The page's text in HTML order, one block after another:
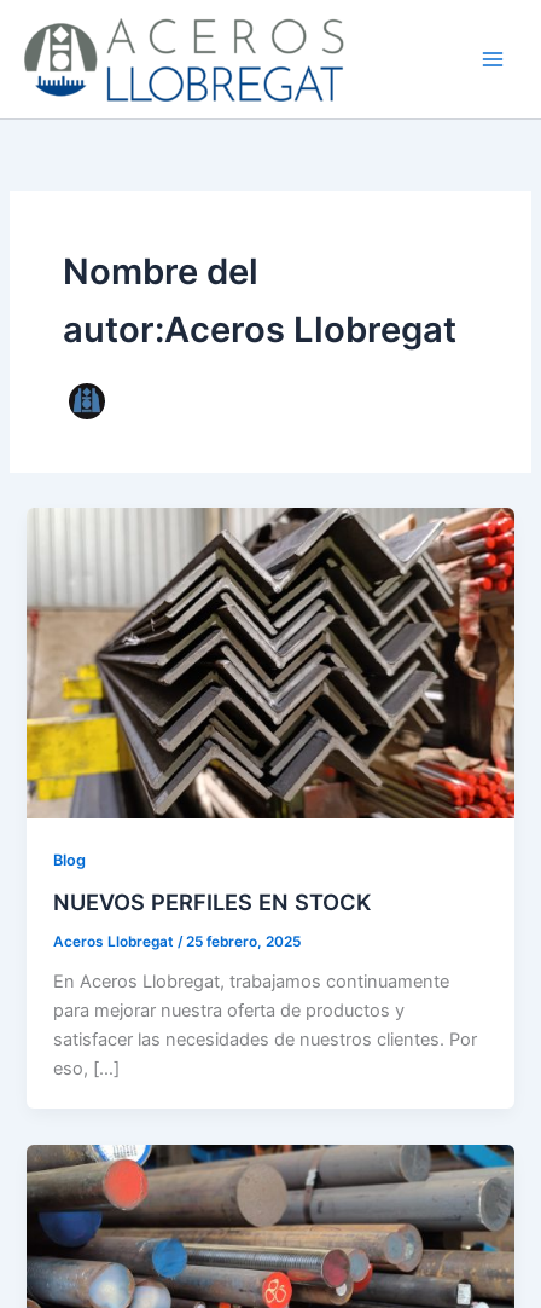
contenido
Nombre del
autor:Aceros Llobregat
Blog
NUEVOS PERFILES EN STOCK
Aceros Llobregat /25 febrero, 2025
En Aceros Llobregat, trabajamos continuamente
para mejorar nuestra oferta de productos y
satisfacer las necesidades de nuestros clientes. Por
eso, […]